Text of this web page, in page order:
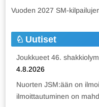
Vuoden 2027 SM-
Uutiset
Joukkueet 46.
4.8.2026
Nuorten JSM:ään on
ilmoittautuminen on